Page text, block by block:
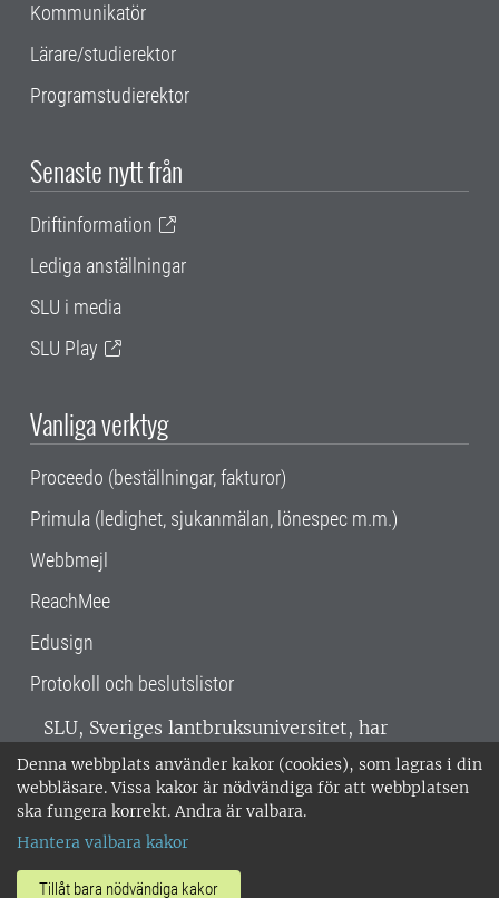
Denna webbplats använder kakor (cookies), som lagras i din
webbläsare. Vissa kakor är nödvändiga för att webbplatsen
ska fungera korrekt. Andra är valbara.
Hantera valbara kakor
Tillåt bara nödvändiga kakor
Kommunikatör
Lärare/studierektor
Programstudierektor
Senaste nytt från
Driftinformation
Lediga anställningar
SLU i media
SLU Play
Vanliga verktyg
Proceedo (beställningar, fakturor)
Primula (ledighet, sjukanmälan, lönespec m.m.)
Webbmejl
ReachMee
Edusign
Protokoll och beslutslistor
SLU, Sveriges lantbruksuniversitet, har
verksamhet över hela Sverige. Huvudorter är
Alnarp, Uppsala och Umeå.SLU är
miljöcertifierat enligt ISO 14001. •
018-67 10 00 • Org nr: 202100-2817 •
Om SLU:s webbplatser